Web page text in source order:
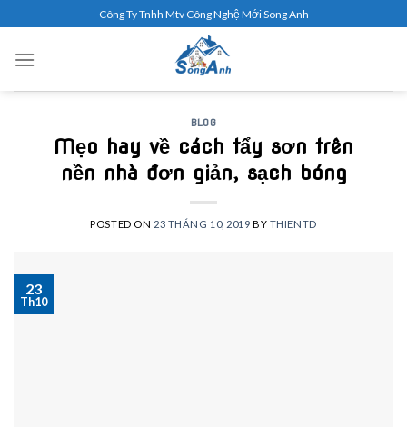
content
Công Ty Tnhh Mtv Công Nghệ Mới Song Anh
BLOG
Mẹo hay về cách tẩy sơn trên
nền nhà đơn giản, sạch bóng
POSTED ON 23 THÁNG 10, 2019 BY THIENTD
23
Th10